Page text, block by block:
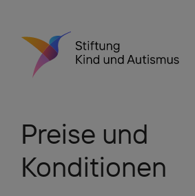
Preise und
Konditionen